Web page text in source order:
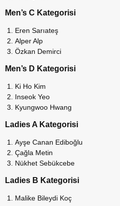
Men’s C Kategorisi
Eren Sarıateş
Alper Alp
Özkan Demirci
Men’s D Kategorisi
Ki Ho Kim
Inseok Yeo
Kyungwoo Hwang
Ladies A Kategorisi
Ayşe Canan Ediboğlu
Çağla Metin
Nükhet Sebükcebe
Ladies B Kategorisi
Malike Bileydi Koç